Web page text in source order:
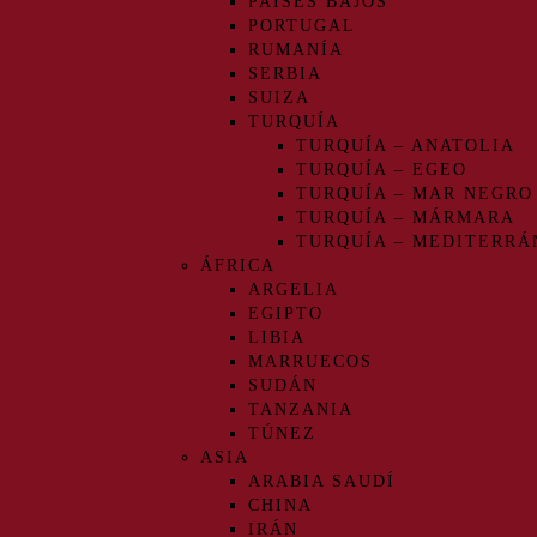
PORTUGAL
RUMANÍA
SERBIA
SUIZA
TURQUÍA
TURQUÍA – ANATOLIA
TURQUÍA – EGEO
TURQUÍA – MAR NEGRO
TURQUÍA – MÁRMARA
TURQUÍA –
ÁFRICA
ARGELIA
EGIPTO
LIBIA
MARRUECOS
SUDÁN
TANZANIA
TÚNEZ
ASIA
ARABIA SAUDÍ
CHINA
IRÁN